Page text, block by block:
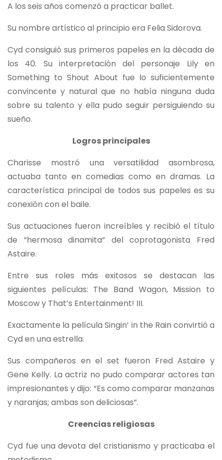
A los seis años comenzó a practicar ballet.
Su nombre artístico al principio era Felia Sidorova.
Cyd consiguió sus primeros papeles en la década de
los 40. Su interpretación del personaje Lily en
Something to Shout About fue lo suficientemente
convincente y natural que no había ninguna duda
sobre su talento y ella pudo seguir persiguiendo su
sueño.
Logros principales
Charisse mostró una versatilidad asombrosa,
actuaba tanto en comedias como en dramas. La
característica principal de todos sus papeles es su
conexión con el baile.
Sus actuaciones fueron increíbles y recibió el título
de “hermosa dinamita” del coprotagonista Fred
Astaire.
Entre sus roles más exitosos se destacan las
siguientes películas: The Band Wagon, Mission to
Moscow y That’s Entertainment! III.
Exactamente la película Singin’ in the Rain convirtió a
Cyd en una estrella.
Sus compañeros en el set fueron Fred Astaire y
Gene Kelly. La actriz no pudo comparar actores tan
impresionantes y dijo: “Es como comparar manzanas
y naranjas; ambas son deliciosas”.
Creencias religiosas
Cyd fue una devota del cristianismo y practicaba el